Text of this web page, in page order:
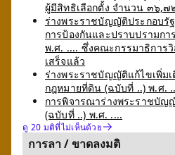
ผู้มีสิทธิเลือกตั้ง จำนวน ๓๖,๗
ร่างพระราชบัญญัติประกอบรั
การป้องกันและปราบปรามก
พ.ศ. .... ซึ่งคณะกรรมาธิการ
เสร็จแล้ว
ร่างพระราชบัญญัติแก้ไขเพิ่ม
กฎหมายที่ดิน (ฉบับที่ ..) พ.ศ.
การพิจารณาร่างพระราชบัญ
(ฉบับที่ ..) พ.ศ. ....
ดู 20 มติที่ไม่เห็นด้วย
การลา / ขาดลงมติ